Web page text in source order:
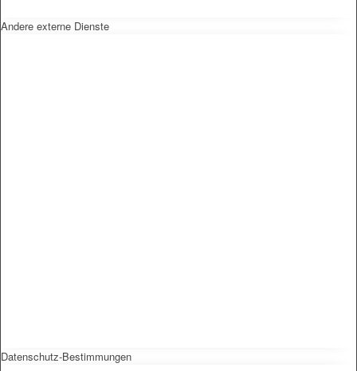
Andere externe Dienste
Datenschutz-Bestimmungen